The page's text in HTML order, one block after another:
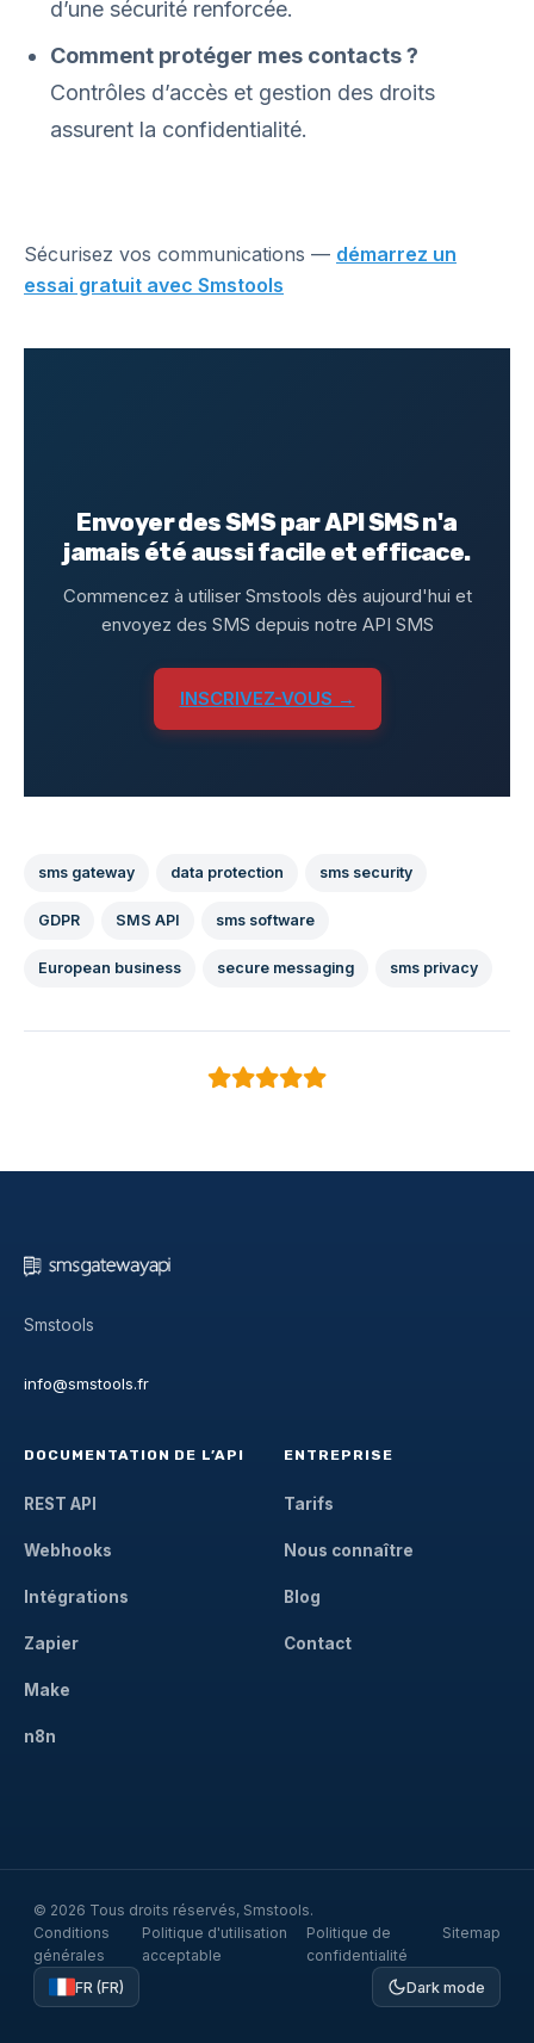
d’une sécurité renforcée.
Comment protéger mes contacts ?
Contrôles d’accès et gestion des droits
assurent la confidentialité.
Sécurisez vos communications — démarrez un
essai gratuit avec Smstools
Envoyer des SMS par API SMS n'a
jamais été aussi facile et efficace.
Commencez à utiliser Smstools dès aujourd'hui et
envoyez des SMS depuis notre API SMS
INSCRIVEZ-VOUS →
sms gateway data protection sms security
GDPR SMS API sms software
European business secure messaging sms privacy
Smstools
info@smstools.fr
DOCUMENTATION DE L’API
REST API
Webhooks
Intégrations
Zapier
Make
n8n
ENTREPRISE
Tarifs
Nous connaître
Blog
Contact
© 2026 Tous droits réservés, Smstools.
Conditions
générales
Politique d'utilisation
acceptable
Politique de
confidentialité
Sitemap
FR (FR) Dark mode